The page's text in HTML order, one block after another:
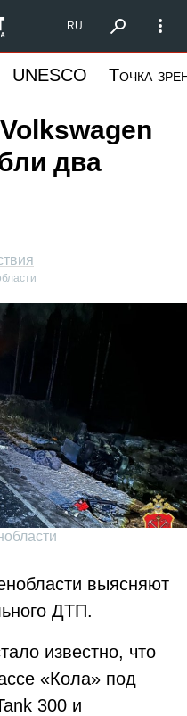
Северо-Запад
RU
UNESCO Точка
два
выясняют
ДТП.
известно, что
«Кола» под
300 и